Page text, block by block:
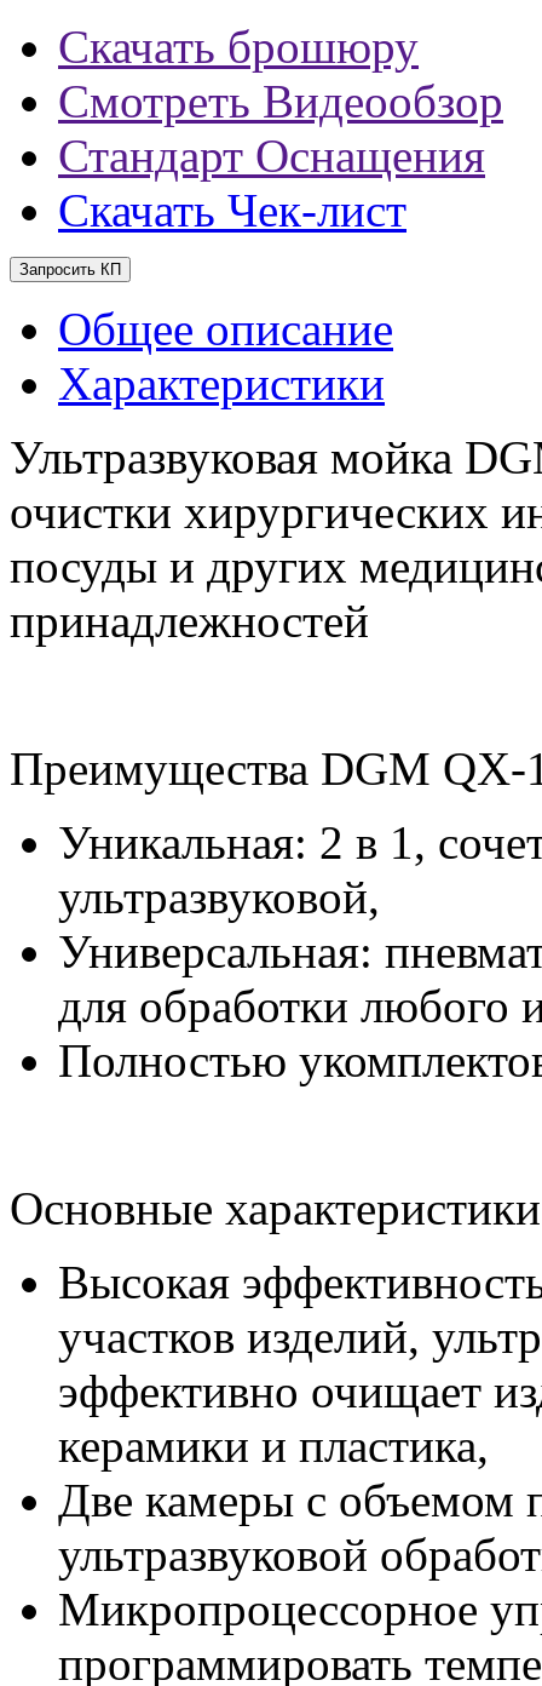
Скачать брошюру
Смотреть Видеообзор
Стандарт Оснащения
Скачать Чек-лист
Запросить КП
Общее описание
Характеристики
Ультразвуковая мойка
очистки хирургических
посуды и других
принадлежностей
Преимущества DGM QX-
Уникальная: 2 в 1,
ультразвуковой,
Универсальная:
для обработки любого
Полностью
Основные
Высокая
участков изделий,
эффективно очищает
керамики и пластика,
Две камеры с объемом
ультразвуковой
Микропроцессорное
программировать